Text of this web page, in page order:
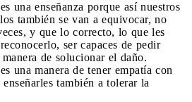
una enseñanza porque así nuestros
también se van a equivocar, no
y que lo correcto, lo que les
ser capaces de pedir
de solucionar el daño.
una manera de tener empatía con
también a tolerar la